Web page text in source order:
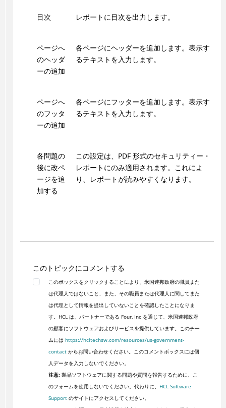
目次 レポートに目次を出力します。
ページへ
のヘッダ
ーの追加
各ページにヘッダーを追加します。表示す
るテキストを入力します。
ページへ
のフッタ
ーの追加
各ページにフッターを追加します。表示す
るテキストを入力します。
各問題の
後に改ペ
ージを追
加する
この設定は、PDF 形式のセキュリティー・
レポートにのみ適用されます。これによ
り、レポートが読みやすくなります。
このトピックにコメントする
このボックスをクリックすることにより、米国連邦政府の職員また
は代理人ではないこと、また、その職員または代理人に関してまた
は代理として情報を提出していないことを確認したことになりま
す。HCL は、パートナーである Four, Inc を通じて、米国連邦政府
の顧客にソフトウェアおよびサービスを提供しています。このチー
ムには https://hcltechsw.com/resources/us-government-
contactからお問い合わせください。このコメントボックスには個
人データを入力しないでください。
注意:製品ソフトウェアに関する問題や質問を報告するために、こ
のフォームを使用しないでください。代わりに、 HCL Software
Supportのサイトにアクセスしてください。